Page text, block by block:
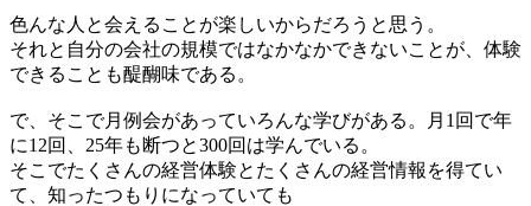
色んな人と会えることが楽しいからだろうと思う。
それと自分の会社の規模ではなかなかできないことが、体験
できることも醍醐味である。
で、そこで月例会があっていろんな学びがある。月1回で年
に12回、25年も断つと300回は学んでいる。
そこでたくさんの経営体験とたくさんの経営情報を得てい
て、知ったつもりになっていても